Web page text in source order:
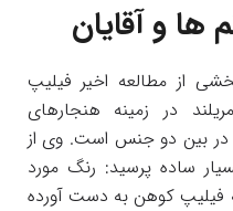
ها و آقایان
از مطالعه اخیر فیلیپ
در زمینه هنجارهای
در بین دو جنس است. وی از
ساده پرسید: رنگ مورد
فیلیپ کوهن به دست آورده